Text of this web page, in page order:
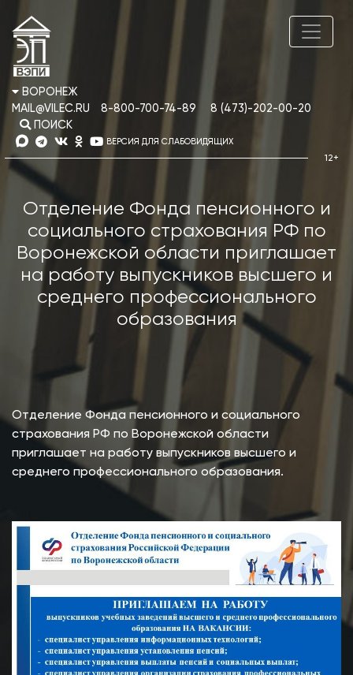
ВОРОНЕЖ
MAIL@VILEC.RU
8-800-700-74-89
8 (473)-202-00-20
ПОИСК
ВЕРСИЯ ДЛЯ СЛАБОВИДЯЩИХ
Отделение Фонда пенсионного и
социального страхования РФ по
Воронежской области приглашает
на работу выпускников высшего и
среднего профессионального
образования
Отделение Фонда пенсионного и социального
страхования РФ по Воронежской области
приглашает на работу выпускников высшего и
среднего профессионального образования.